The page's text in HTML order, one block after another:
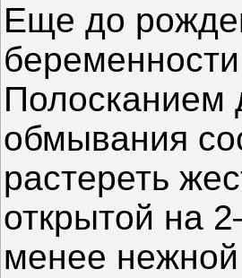
Еще до
Полосканием
обмывания
растереть
открытой на
менее нежной